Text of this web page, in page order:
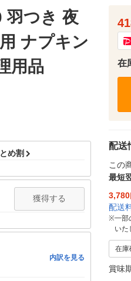
羽つき 夜
ナプキン
用品
め割
獲得する
内訳を見る
在
配送
この
最短
3,780
配送
※一部
いた
在庫
賞味